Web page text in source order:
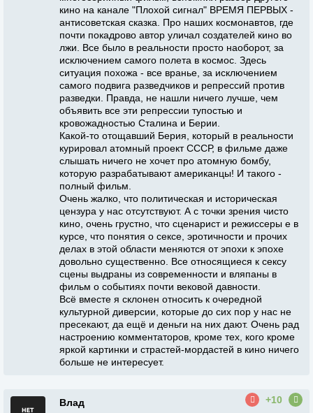
кино на канале "Плохой сигнал" ВРЕМЯ ПЕРВЫХ -
антисоветская сказка. Про наших космонавтов, где
почти покадрово автор уличал создателей кино во
лжи. Все было в реальности просто наоборот, за
исключением самого полета в космос. Здесь
ситуация похожа - все вранье, за исключением
самого подвига разведчиков и репрессий против
разведки. Правда, не нашли ничего лучше, чем
объявить все эти репрессии тупостью и
кровожадностью Сталина и Берии.
Какой-то отощавший Берия, который в реальности
курировал атомный проект СССР, в фильме даже
слышать ничего не хочет про атомную бомбу,
которую разрабатывают американцы! И такого -
полный фильм.
Очень жалко, что политическая и историческая
цензура у нас отсутствуют. А с точки зрения чисто
кино, очень грустно, что сценарист и режиссеры е в
курсе, что понятия о сексе, эротичности и прочих
делах в этой области меняются от эпохи к эпохе
довольно существенно. Все относящиеся к сексу
сцены выдраны из современности и вляпаны в
фильм о событиях почти вековой давности.
Всё вместе я склонен относить к очередной
культурной диверсии, которые до сих пор у нас не
пресекают, да ещё и деньги на них дают. Очень рад
настроению комментаторов, кроме тех, кого кроме
яркой картинки и страстей-мордастей в кино ничего
больше не интересует.
Влад
+10